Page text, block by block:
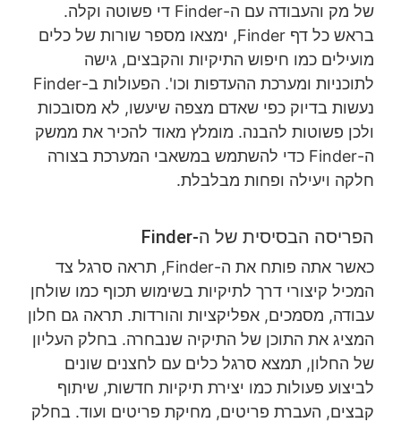
של מק והעבודה עם ה-Finder די פשוטה וקלה.
בראש כל דף Finder, ימצאו מספר שורות של כלים
מועילים כמו חיפוש התיקיות והקבצים, גישה
לתוכניות ומערכת ההעדפות וכו'. הפעולות ב-Finder
נעשות בדיוק כפי שאדם מצפה שיעשו, לא מסובכות
ולכן פשוטות להבנה. מומלץ מאוד להכיר את ממשק
ה-Finder כדי להשתמש במשאבי המערכת בצורה
חלקה ויעילה ופחות מבלבלת.
הפריסה הבסיסית של ה-Finder
כאשר אתה פותח את ה-Finder, תראה סרגל צד
המכיל קיצורי דרך לתיקיות בשימוש תכוף כמו שולחן
עבודה, מסמכים, אפליקציות והורדות. תראה גם חלון
המציג את התוכן של התיקיה שנבחרה. בחלק העליון
של החלון, תמצא סרגל כלים עם לחצנים שונים
לביצוע פעולות כמו יצירת תיקיות חדשות, שיתוף
קבצים, העברת פריטים, מחיקת פריטים ועוד. בחלק